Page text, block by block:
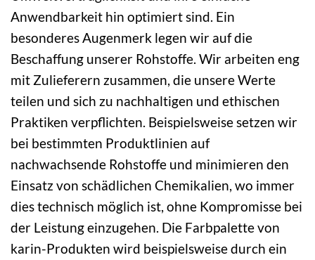
Anwendbarkeit hin optimiert sind. Ein
besonderes Augenmerk legen wir auf die
Beschaffung unserer Rohstoffe. Wir arbeiten eng
mit Zulieferern zusammen, die unsere Werte
teilen und sich zu nachhaltigen und ethischen
Praktiken verpflichten. Beispielsweise setzen wir
bei bestimmten Produktlinien auf
nachwachsende Rohstoffe und minimieren den
Einsatz von schädlichen Chemikalien, wo immer
dies technisch möglich ist, ohne Kompromisse bei
der Leistung einzugehen. Die Farbpalette von
karin-Produkten wird beispielsweise durch ein